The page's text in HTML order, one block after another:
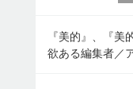
『美的』、『美
欲ある編集者／